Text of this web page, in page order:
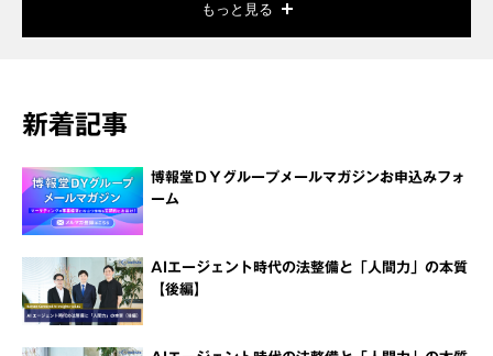
もっと見る
新着記事
博報堂ＤＹグループメールマガジンお申込みフォ
ーム
AIエージェント時代の法整備と「人間力」の本質
【後編】